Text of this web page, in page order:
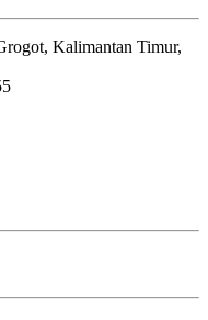
Kalimantan Timur,